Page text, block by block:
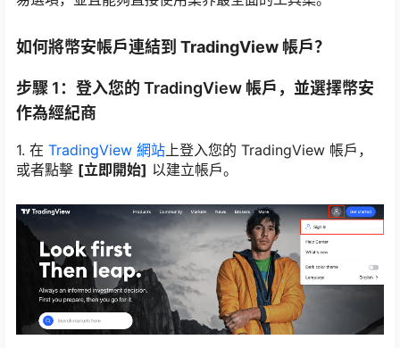
如何將幣安帳戶連結到 TradingView 帳戶？
步驟 1：登入您的 TradingView 帳戶，並選擇幣安
作為經紀商
1. 在 TradingView 網站上登入您的 TradingView 帳戶，
或者點擊 [立即開始] 以建立帳戶。